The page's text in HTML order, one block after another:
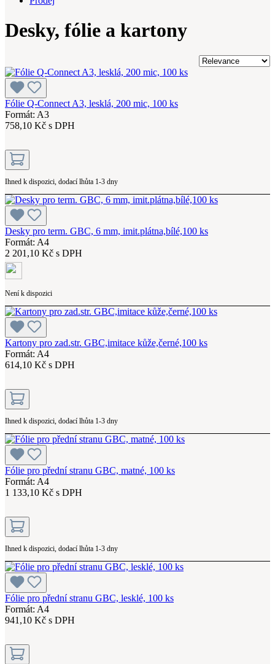
Desky, fólie a kartony
Fólie Q-Connect A3, lesklá, 200 mic, 100 ks
Formát: A3
758,10 Kč s DPH
Ihned k dispozici, dodací lhůta 1-3 dny
Desky pro term. GBC, 6 mm, imit.plátna,bílé,100 ks
Formát: A4
2 201,10 Kč s DPH
Není k dispozici
Kartony pro zad.str. GBC,imitace kůže,černé,100 ks
Formát: A4
614,10 Kč s DPH
Ihned k dispozici, dodací lhůta 1-3 dny
Fólie pro přední stranu GBC, matné, 100 ks
Formát: A4
1 133,10 Kč s DPH
Ihned k dispozici, dodací lhůta 1-3 dny
Fólie pro přední stranu GBC, lesklé, 100 ks
Formát: A4
941,10 Kč s DPH